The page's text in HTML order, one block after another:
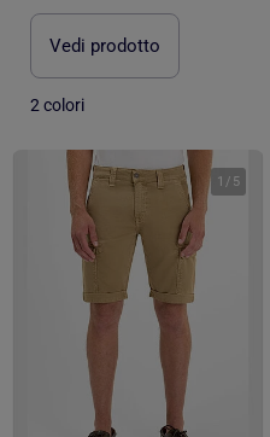
Vedi prodotto
2 colori
1 / 5